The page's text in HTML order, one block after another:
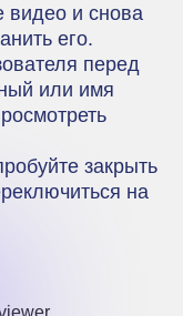
видео и снова
его.
перед
или имя
закрыть
на